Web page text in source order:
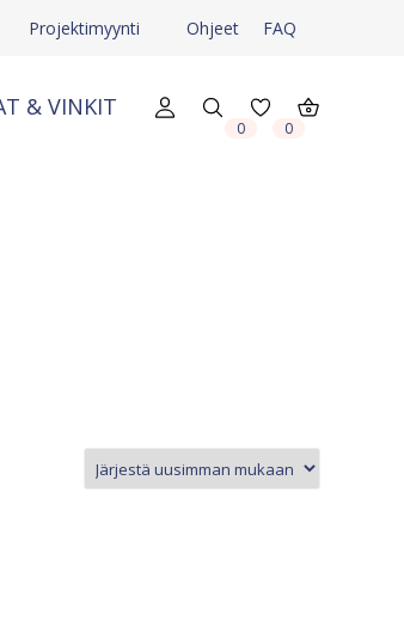
Projektimyynti Ohjeet FAQ
& VINKIT
0 0